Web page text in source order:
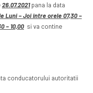
26.07.2021pana la data
Luni – Joi intre orele 07,30 –
– 10,00 si va contine
conducatorului autoritatii